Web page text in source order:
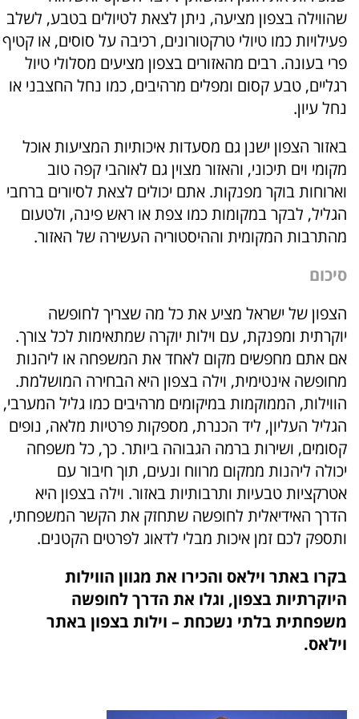
שהווילה בצפון מציעה, ניתן לצאת לטיולים בטבע, לשלב
פעילויות כמו טיולי טרקטורונים, רכיבה על סוסים, או קטיף
פרי בעונה. רבים מהאזורים בצפון מציעים מסלולי טיול
רגליים, טבע קסום ומפלים מרהיבים, כמו נחל החצבני או
נחל עיון.
באזור הצפון ישנן גם מסעדות איכותיות המציעות אוכל
מקומי וים תיכוני, והאזור מצוין גם לאוהבי קפה טוב
וארוחות בוקר מפנקות. אתם יכולים לצאת לסיורים ברחבי
הגליל, לבקר במקומות כמו צפת או ראש פינה, ולטעום
מהתרבות המקומית וההיסטוריה העשירה של האזור.
סיכום
הצפון של ישראל מציע את כל מה שצריך לחופשה
יוקרתית ומפנקת, עם וילות יוקרה שמתאימות לכל צורך.
אם אתם מחפשים מקום לאחד את המשפחה או ליהנות
מחופשה אינטימית, וילה בצפון היא הבחירה המושלמת.
הווילות, הממוקמות במיקומים מרהיבים כמו גליל המערבי,
הגליל העליון, ליד הכנרת, מספקות פרטיות מלאה, נופים
קסומים, ושירות ברמה הגבוהה ביותר. כך, כל משפחה
יכולה ליהנות ממקום מרווח ונעים, תוך חיבור עם
אטרקציות טבעיות ותרבותיות באזור. וילה בצפון היא
הדרך האידיאלית לחופשה שתחזק את הקשר המשפחתי,
ותספק לכם זמן איכות מבלי לדאוג לפרטים הקטנים.
בקרו באתר וילאס והכירו את מגוון הווילות
היוקרתיות בצפון, וגלו את הדרך לחופשה
משפחתית בלתי נשכחת – וילות בצפון באתר
וילאס.